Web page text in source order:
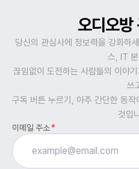
오디오방
당신의 관심사에 정보력을 강화하
스, IT 분
끊임없이 도전하는 사람들의 이야
쓰
구독 버튼 누르기, 아주 간단한 동
것입
이메일 주소*